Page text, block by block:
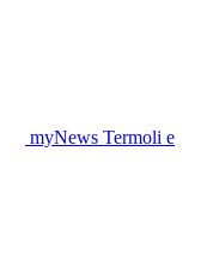
myNews Termoli e